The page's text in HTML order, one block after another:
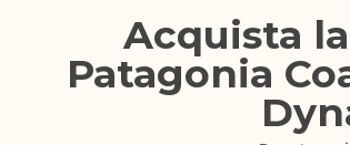
Acquista
Patagonia